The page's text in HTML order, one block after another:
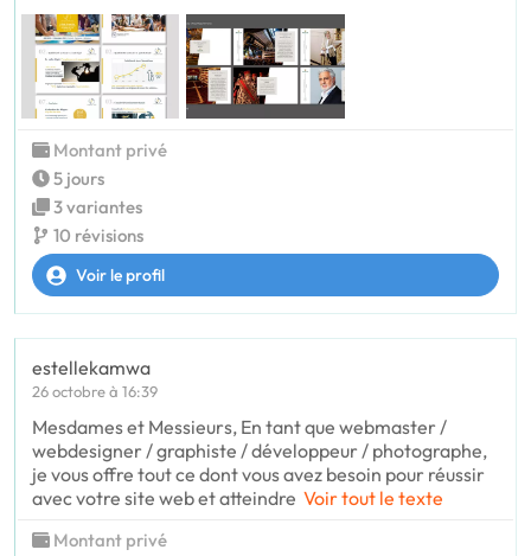
Montant privé
5 jours
3 variantes
10 révisions
Voir le profil
estellekamwa
26 octobre à 16:39
Mesdames et Messieurs, En tant que webmaster /
webdesigner / graphiste / développeur / photographe,
je vous offre tout ce dont vous avez besoin pour réussir
avec votre site web et atteindre Voir tout le texte
Montant privé